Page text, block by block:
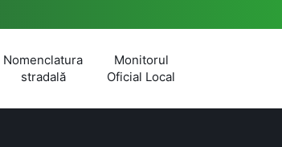
Nomenclatura
stradală
Monitorul
Oficial Local